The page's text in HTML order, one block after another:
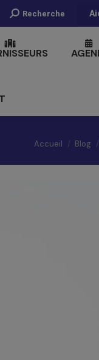
Recherche
Recherche
Vous êtes ici :
Accueil Blog